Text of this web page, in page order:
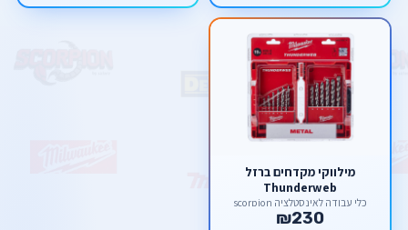
מילווקי מקדחים ברזל
Thunderweb
כלי עבודה לאינסטלציה scorpion
₪230